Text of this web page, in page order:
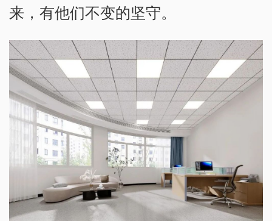
来，有他们不变的坚守。